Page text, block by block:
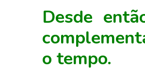
Desde
o tempo.